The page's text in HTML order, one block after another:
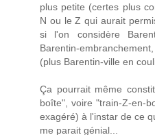
plus petite (certes plus
N ou le Z qui aurait
si l'on considère
Barentin-
(plus Barentin-ville en
Ça pourrait même
boîte", voire "train-Z-en-
exagéré) à l'instar de ce
me parait génial...